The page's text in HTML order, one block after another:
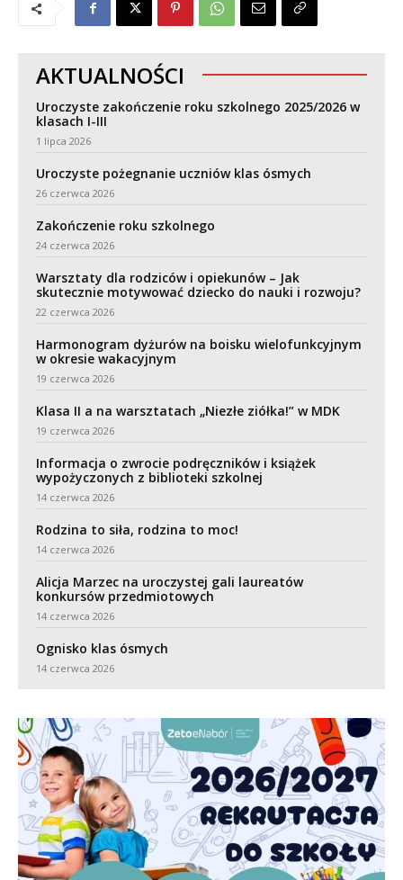
AKTUALNOŚCI
Uroczyste zakończenie roku szkolnego 2025/2026 w
klasach I-III
1 lipca 2026
Uroczyste pożegnanie uczniów klas ósmych
26 czerwca 2026
Zakończenie roku szkolnego
24 czerwca 2026
Warsztaty dla rodziców i opiekunów – Jak
skutecznie motywować dziecko do nauki i rozwoju?
22 czerwca 2026
Harmonogram dyżurów na boisku wielofunkcyjnym
w okresie wakacyjnym
19 czerwca 2026
Klasa II a na warsztatach „Niezłe ziółka!” w MDK
19 czerwca 2026
Informacja o zwrocie podręczników i książek
wypożyczonych z biblioteki szkolnej
14 czerwca 2026
Rodzina to siła, rodzina to moc!
14 czerwca 2026
Alicja Marzec na uroczystej gali laureatów
konkursów przedmiotowych
14 czerwca 2026
Ognisko klas ósmych
14 czerwca 2026